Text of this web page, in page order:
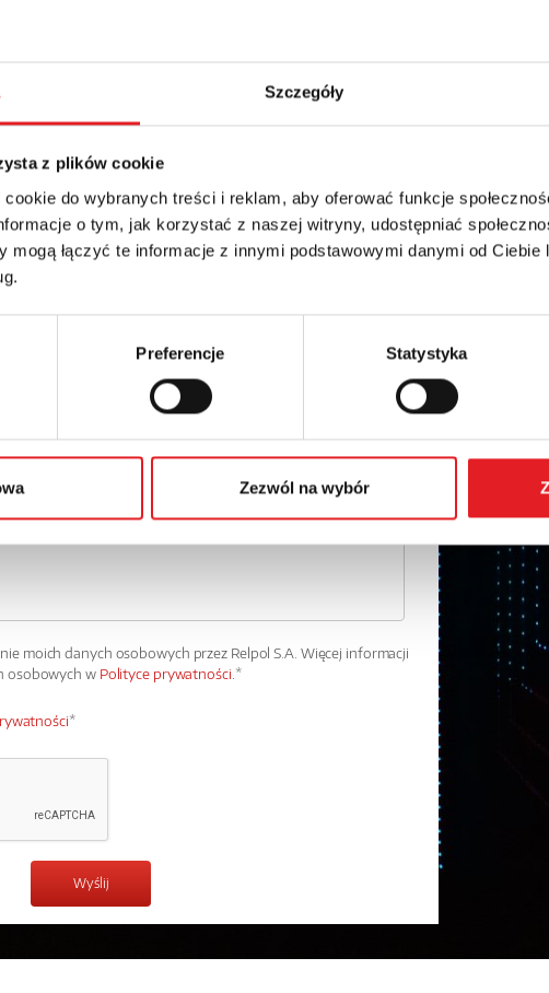
Szczegóły
z plików cookie
do wybranych treści i reklam, aby oferować funkcje
o tym, jak korzystać z naszej witryny, udostępniać
mogą łączyć te informacje z innymi podstawowymi danymi od
Preferencje Statystyka
Zezwól na wybór
o szczegóły oferty
Adres e-mail: *
Numer telefonu:
moich danych osobowych przez Relpol S.A. Więcej informacji
osobowych w Polityce prywatności.*
*